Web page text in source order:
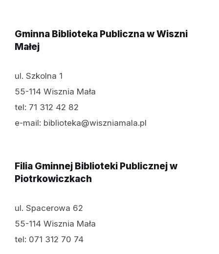
Gminna Biblioteka Publiczna w Wiszni
Małej
ul. Szkolna 1
55-114 Wisznia Mała
tel: 71 312 42 82
e-mail: biblioteka@wiszniamala.pl
Filia Gminnej Biblioteki Publicznej w
Piotrkowiczkach
ul. Spacerowa 62
55-114 Wisznia Mała
tel: 071 312 70 74